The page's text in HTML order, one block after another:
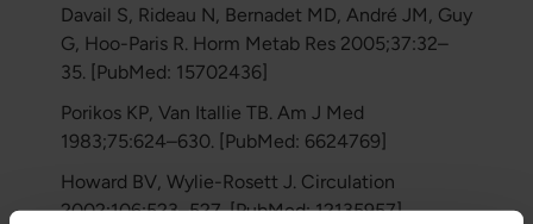
Davail S, Rideau N, Bernadet MD, André JM, Guy
G, Hoo-Paris R. Horm Metab Res 2005;37:32–
35. [PubMed: 15702436]
Porikos KP, Van Itallie TB. Am J Med
1983;75:624–630. [PubMed: 6624769]
Howard BV, Wylie-Rosett J. Circulation
2002;106:523–527. [PubMed: 12135957]